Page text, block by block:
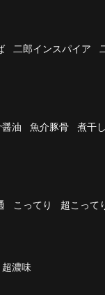
二郎インスパイア
醤油 魚介豚骨 煮干し
こってり 超こって
超濃味